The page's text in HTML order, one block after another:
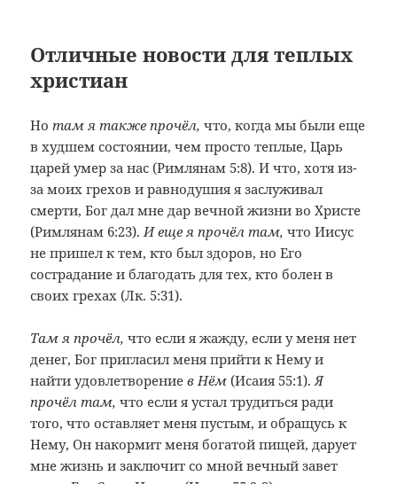
Отличные новости для теплых
христиан
Но там я также прочёл, что, когда мы были еще
в худшем состоянии, чем просто теплые, Царь
царей умер за нас (Римлянам 5:8). И что, хотя из-
за моих грехов и равнодушия я заслуживал
смерти, Бог дал мне дар вечной жизни во Христе
(Римлянам 6:23). И еще я прочёл там, что Иисус
не пришел к тем, кто был здоров, но Его
сострадание и благодать для тех, кто болен в
своих грехах (Лк. 5:31).
Там я прочёл, что если я жажду, если у меня нет
денег, Бог пригласил меня прийти к Нему и
найти удовлетворениев Нём (Исаия 55:1). Я
прочёл там, что если я устал трудиться ради
того, что оставляет меня пустым, и обращусь к
Нему, Он накормит меня богатой пищей, дарует
мне жизнь и заключит со мной вечный завет